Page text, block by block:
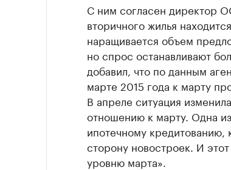
С ним согласен директор
вторичного жилья
наращивается объем
но спрос останавливают
добавил, что по данным
марте 2015 года к марту
В апреле ситуация
отношению к марту. Одна
ипотечному
сторону новостроек. И
уровню марта».